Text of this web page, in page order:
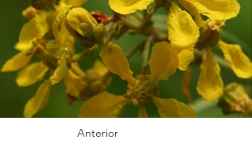
Anterior